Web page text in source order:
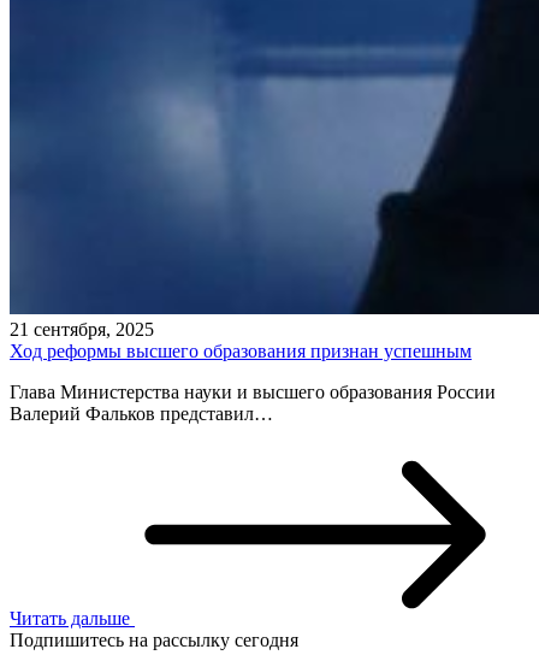
21 сентября, 2025
Ход реформы высшего образования признан успешным
Глава Министерства науки и высшего образования России
Валерий Фальков представил…
Читать дальше
Подпишитесь на рассылку сегодня